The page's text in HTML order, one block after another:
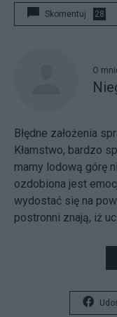
Skomentuj 28
O
Błędne założenia
Kłamstwo, bardzo
mamy lodową górę
ozdobiona jest
wydostać się na
postronni znają, iż